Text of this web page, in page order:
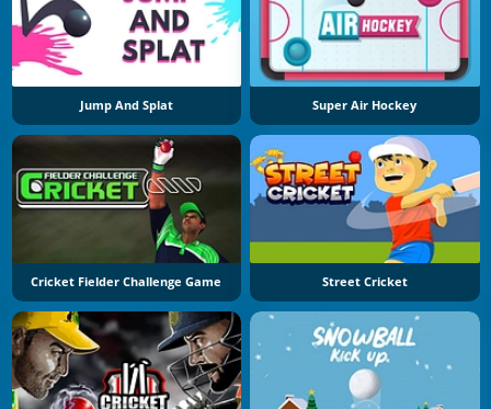
Jump And Splat Super Air Hockey
Cricket Fielder Challenge Game Street Cricket